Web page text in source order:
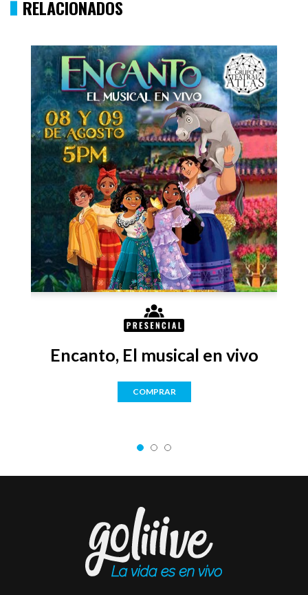
RELACIONADOS
Encanto, El musical en vivo
COMPRAR